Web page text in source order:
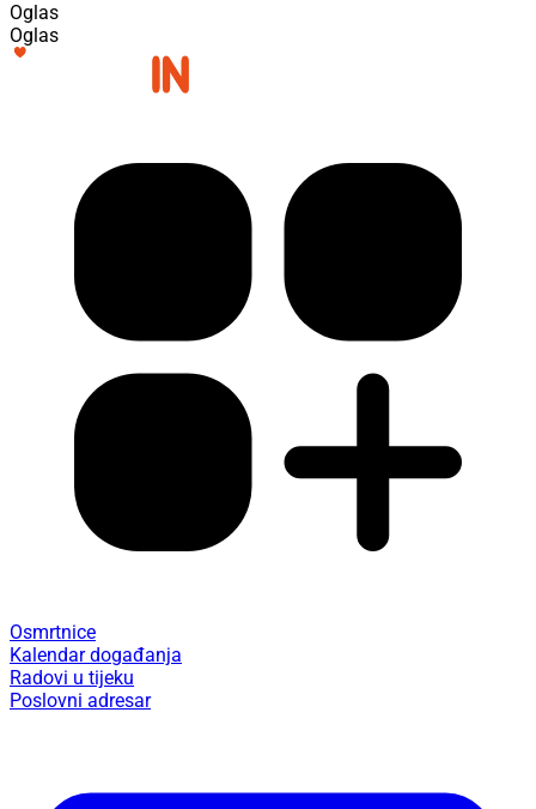
Oglas
Oglas
Osmrtnice
Kalendar događanja
Radovi u tijeku
Poslovni adresar